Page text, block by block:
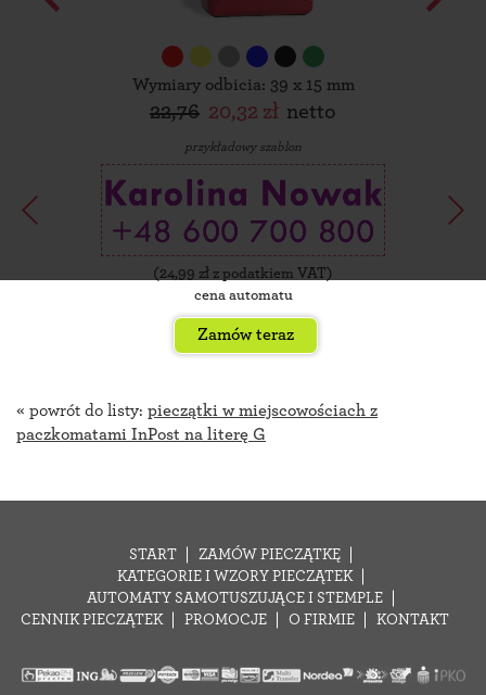
Wymiary odbicia: 39 x 15 mm
22,76 20,32 zł netto
przykładowy szablon
( 24,99 zł z podatkiem VAT)
cena automatu
Zamów teraz
« powrót do listy: pieczątki w miejscowościach z
paczkomatami InPost na literę G
START
ZAMÓW PIECZĄTKĘ
KATEGORIE I WZORY PIECZĄTEK
AUTOMATY SAMOTUSZUJĄCE I STEMPLE
CENNIK PIECZĄTEK
PROMOCJE O FIRMIE KONTAKT